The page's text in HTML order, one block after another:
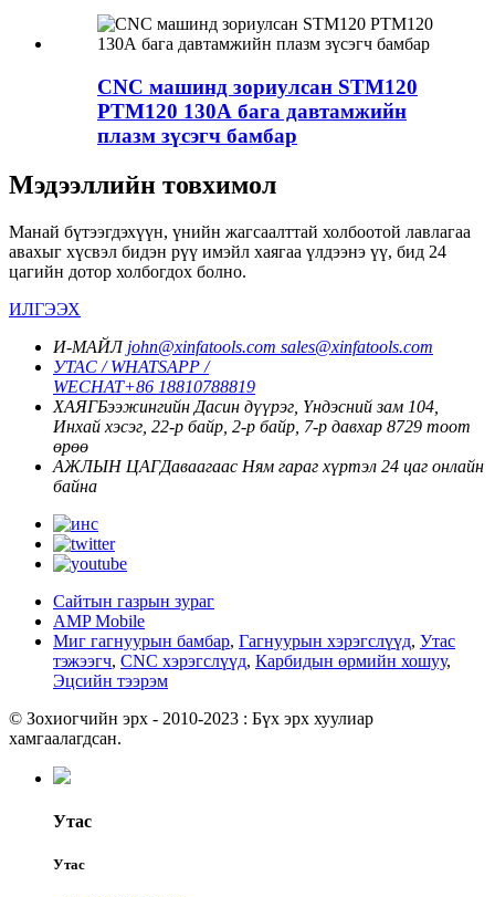
CNC машинд зориулсан STM120
PTM120 130А бага давтамжийн
плазм зүсэгч бамбар
Мэдээллийн товхимол
Манай бүтээгдэхүүн, үнийн жагсаалттай холбоотой лавлагаа
авахыг хүсвэл бидэн рүү имэйл хаягаа үлдээнэ үү, бид 24
цагийн дотор холбогдох болно.
ИЛГЭЭХ
И-МАЙЛ john@xinfatools.com sales@xinfatools.com
УТАС / WHATSAPP /
WECHAT+86 18810788819
ХАЯГБээжингийн Дасин дүүрэг, Үндэсний зам 104,
Инхай хэсэг, 22-р байр, 2-р байр, 7-р давхар 8729 тоот
өрөө
АЖЛЫН ЦАГДаваагаас Ням гараг хүртэл 24 цаг онлайн
байна
Сайтын газрын зураг
AMP Mobile
Миг гагнуурын бамбар, Гагнуурын хэрэгслүүд, Утас
тэжээгч, CNC хэрэгслүүд, Карбидын өрмийн хошуу,
Эцсийн тээрэм
© Зохиогчийн эрх - 2010-2023 : Бүх эрх хуулиар
хамгаалагдсан.
Утас
Утас